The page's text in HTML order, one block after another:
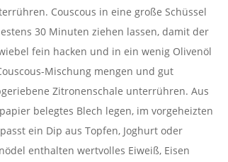
Couscous in eine große Schüssel
30 Minuten ziehen lassen, damit der
fein hacken und in ein wenig Olivenöl
Mischung mengen und gut
Zitronenschale unterrühren. Aus
belegtes Blech legen, im vorgeheizten
ein Dip aus Topfen, Joghurt oder
enthalten wertvolles Eiweiß, Eisen